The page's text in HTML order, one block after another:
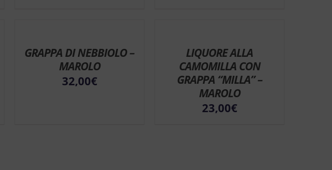
GRAPPA DI NEBBIOLO –
MAROLO
32,00€
LIQUORE ALLA
CAMOMILLA CON
GRAPPA “MILLA” –
MAROLO
23,00€